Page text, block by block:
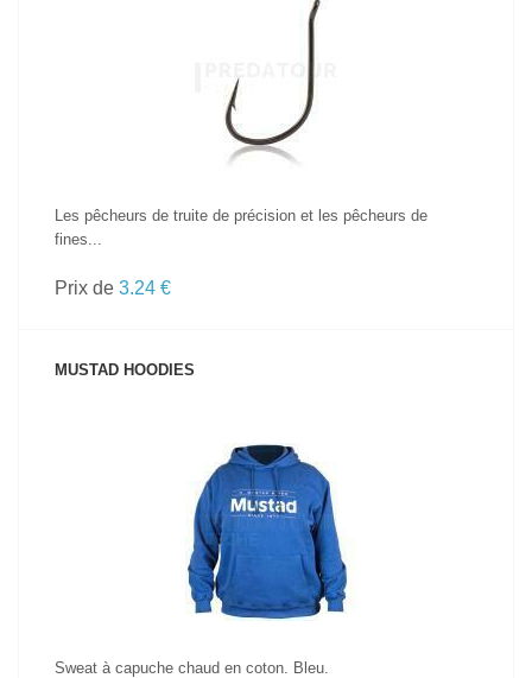
Les pêcheurs de truite de précision et les pêcheurs de
fines...
Prix de 3.24 €
MUSTAD HOODIES
VOIR LE PRODUIT
Sweat à capuche chaud en coton. Bleu.